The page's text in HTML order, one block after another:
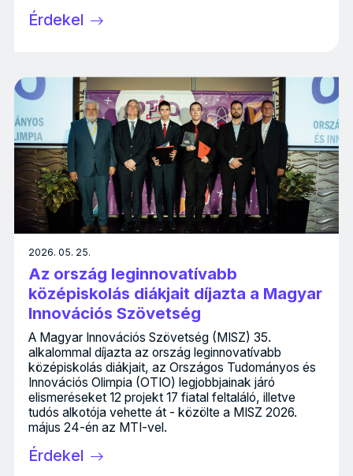
Érdekel
2026. 05. 25.
Az ország leginnovatívabb
középiskolás diákjait díjazta a Magyar
Innovációs Szövetség
A Magyar Innovációs Szövetség (MISZ) 35.
alkalommal díjazta az ország leginnovatívabb
középiskolás diákjait, az Országos Tudományos és
Innovációs Olimpia (OTIO) legjobbjainak járó
elismeréseket 12 projekt 17 fiatal feltaláló, illetve
tudós alkotója vehette át - közölte a MISZ 2026.
május 24-én az MTI-vel.
Érdekel